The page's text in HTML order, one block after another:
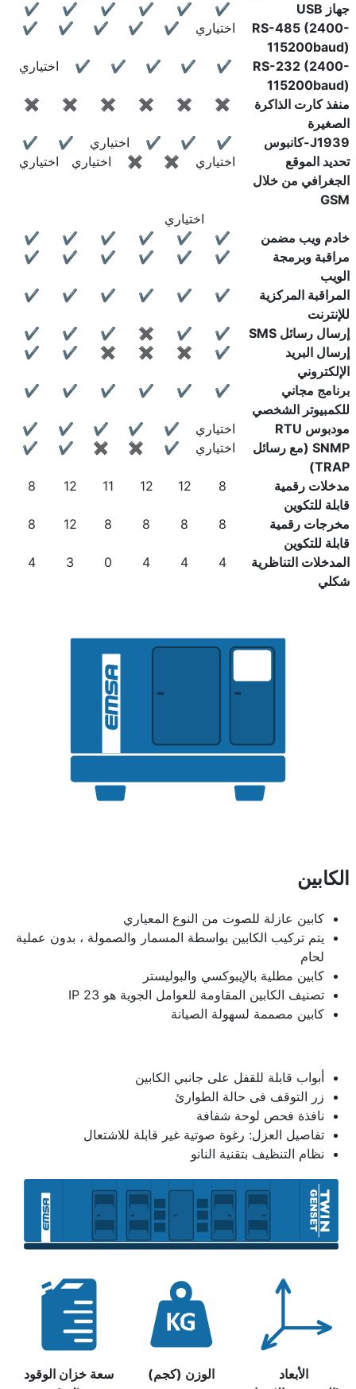
جهاز USB
✔
✔
✔
✔
✔
✔
RS-485 (2400-
115200baud)
اختياري ✔
✔
✔
✔
✔
RS-232 (2400-
115200baud)
✔
✔
✔
✔
✔ اختياري
منفذ كارت الذاكرة
الصغيرة
✖
✖
✖
✖
✖
✖
J1939-كانبوس ✔
✔
✔ اختياري ✔
✔
تحديد الموقع
الجغرافي من خلال
GSM
اختياري ✖
✖ اختياري اختياري
اختياري
خادم ويب مضمن
✔
✔
✔
✔
✔
✔
مراقبة وبرمجة
الويب
✔
✔
✔
✔
✔
✔
المراقبة المركزية
للإنترنت
✔
✔
✔
✔
✔
✔
إرسال رسائل SMS ✔
✔
✖
✔
✔
✔
إرسال البريد
الإلكتروني
✔
✖
✖
✖
✔
✔
برنامج مجاني
للكمبيوتر الشخصي
✔
✔
✔
✔
✔
✔
مودبوس RTU اختياري ✔
✔
✔
✔
✔
SNMP (مع رسائل
TRAP)
اختياري ✔
✖
✖
✔
✔
مدخلات رقمية
قابلة للتكوين
8
12
12
11
12
8
مخرجات رقمية
قابلة للتكوين
8
8
8
8
12
8
المدخلات التناظرية
شكلي
4
4
4
0
3
4
الكابين
كابين عازلة للصوت من النوع المعياري
يتم تركيب الكابين بواسطة المسمار والصمولة ، بدون عملية
لحام
كابين مطلية بالإيبوكسي والبوليستر
تصنيف الكابين المقاومة للعوامل الجوية هو IP 23
كابين مصممة لسهولة الصيانة
أبواب قابلة للقفل على جانبي الكابين
زر التوقف فى حالة الطوارئ
نافذة فحص لوحة شفافة
تفاصيل العزل: رغوة صوتية غير قابلة للاشتعال
نظام التنظيف بتقنية النانو
الأبعاد
الوزن (كجم)
سعة خزان الوقود